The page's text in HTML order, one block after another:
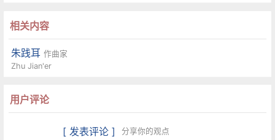
相关内容
朱践耳作曲家
Zhu Jian'er
用户评论
[ 发表评论 ] 分享你的观点